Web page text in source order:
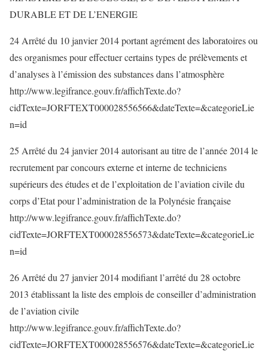
DURABLE ET DE L’ENERGIE
24 Arrêté du 10 janvier 2014 portant agrément des laboratoires ou
des organismes pour effectuer certains types de prélèvements et
d’analyses à l’émission des substances dans l’atmosphère
http://www.legifrance.gouv.fr/affichTexte.do?
cidTexte=JORFTEXT000028556566&dateTexte=&categorieLie
n=id
25 Arrêté du 24 janvier 2014 autorisant au titre de l’année 2014 le
recrutement par concours externe et interne de techniciens
supérieurs des études et de l’exploitation de l’aviation civile du
corps d’Etat pour l’administration de la Polynésie française
http://www.legifrance.gouv.fr/affichTexte.do?
cidTexte=JORFTEXT000028556573&dateTexte=&categorieLie
n=id
26 Arrêté du 27 janvier 2014 modifiant l’arrêté du 28 octobre
2013 établissant la liste des emplois de conseiller d’administration
de l’aviation civile
http://www.legifrance.gouv.fr/affichTexte.do?
cidTexte=JORFTEXT000028556576&dateTexte=&categorieLie